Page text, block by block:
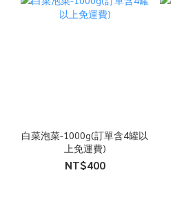
白菜泡菜-1000g(訂單含4罐以
上免運費)
NT$400